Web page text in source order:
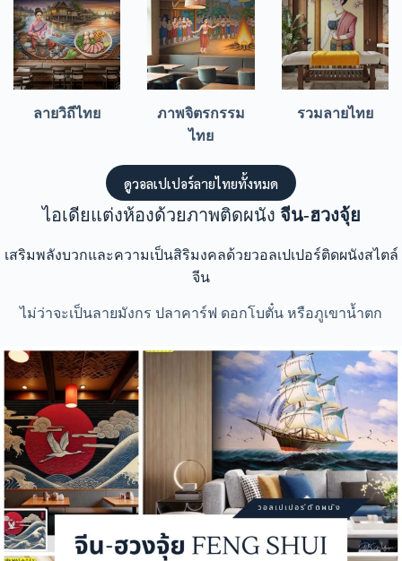
ลายวิถีไทย
ภาพจิตรกรรม
ไทย
รวมลายไทย
ดูวอลเปเปอร์ลายไทยทั้งหมด
ไอเดียแต่งห้องด้วยภาพติดผนัง จีน-ฮวงจุ้ย
เสริมพลังบวกและความเป็นสิริมงคลด้วยวอลเปเปอร์ติดผนังสไตล์
จีน
ไม่ว่าจะเป็นลายมังกร ปลาคาร์ฟ ดอกโบตั๋น หรือภูเขาน้ำตก